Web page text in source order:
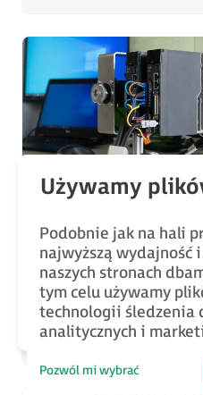
Produkty ASTOR
Pierwsze
przygotowanie do
konfiguracji
odc. 2
Rafał Pilch 2023-06-
Podobnie jak na hali
najwyższą wydajność
naszych stronach
tym celu używamy
technologii śledzenia
analitycznych i
Pozwól mi wybrać